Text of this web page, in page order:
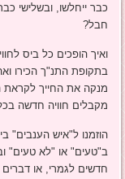
כבר ייחלשו, ובשלישי
חבל?
ואיך הופכים כל ביס
בתקופת התנ"ך הכירו
מנקה את החייך לקראת
מקבלים חוויה חדשה
הוזמנו ל"איש הענבים"
ב"טעים" או "לא טעים"
חדשים לגמרי, או